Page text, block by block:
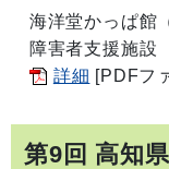
海洋堂かっぱ館
障害者支援施設
詳細 [PDFフ
第9回 高知